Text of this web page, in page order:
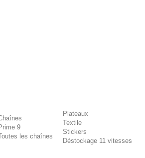
9
les chaînes
Plateaux
Textile
Stickers
Déstockage 11 vitesses